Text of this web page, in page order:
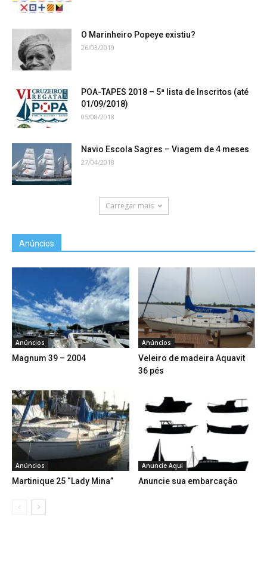
O Marinheiro Popeye existiu?
26/03/2019
POA-TAPES 2018 – 5ª lista de Inscritos (até
01/09/2018)
05/08/2018
Navio Escola Sagres – Viagem de 4 meses
27/04/2018
Carregar mais
Anúncios
Anúncios
Magnum 39 – 2004
Anúncios
Veleiro de madeira Aquavit
36 pés
Anúncios
Martinique 25 “Lady Mina”
Anuncie Aqui
Anuncie sua embarcação